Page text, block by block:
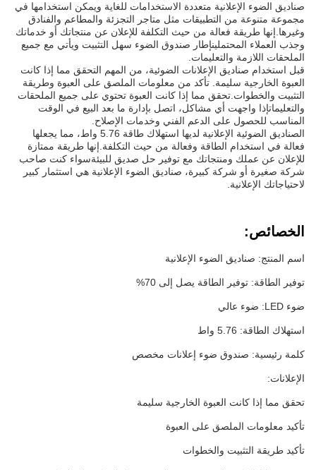
صناديق الضوء الإعلانية متعددة الاستخدامات للغاية ويمكن استخدامها في
مجموعة متنوعة من التطبيقات مثل متاجر التجزئة والمطاعم والفنادق
وغيرها.إنها طريقة فعالة من حيث التكلفة للإعلان عن منتجاتك أو خدماتك
وجذب العملاء المحتملينإطار صندوق الضوء سهل التثبيت ويأتي مع جميع
الملحقات اللازمة والتعليمات.
قبل استخدام صناديق الإعلانات الضوئية، من المهم التحقق مما إذا كانت
العبوة الخارجية سليمة. تأكد من معلومات الملصق على العبوة وطريقة
التثبيت والخطوات.تحقق مما إذا كانت العبوة تحتوي على جميع الملحقات
والتعليماتإذا واجهت أي مشاكل، اتصل بإدارة ما بعد البيع في الوقت
المناسب للحصول على الدعم الفني وخدمات الإصلاح.
الصناديق الضوئية الإعلانية لديها استهلاك طاقة 5.76 واط، مما يجعلها
فعالة في استخدام الطاقة وفعالة من حيث التكلفة.إنها طريقة ممتازة
للإعلان عن عملك ومنتجاتك مع توفير حل صديق للبيئةسواء كنت صاحب
شركة صغيرة أو شركة كبيرة، صناديق الضوء الإعلانية هي استثمار كبير
لاحتياجاتك الإعلانية.
الخصائص:
اسم المنتج: صناديق الضوء الإعلانية
توفير الطاقة: توفير الطاقة يصل إلى 70%
ضوء LED: ضوء عالي
استهلاك الطاقة: 5.76 واط
كلمة رئيسية: صندوق ضوء إعلانات مخصص
الإعلانات:
تحقق مما إذا كانت العبوة الخارجية سليمة
تأكيد معلومات الملصق على العبوة
تأكيد طريقة التثبيت والخطوات